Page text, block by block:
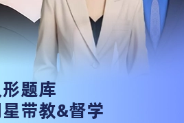
题库
带教&督学